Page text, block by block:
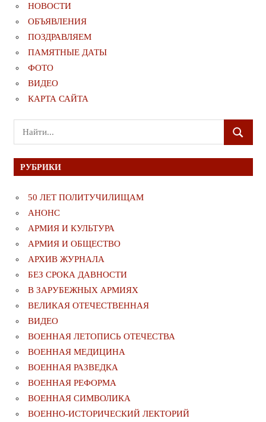
НОВОСТИ
ОБЪЯВЛЕНИЯ
ПОЗДРАВЛЯЕМ
ПАМЯТНЫЕ ДАТЫ
ФОТО
ВИДЕО
КАРТА САЙТА
Поиск
для:
ПОИСК
РУБРИКИ
50 ЛЕТ ПОЛИТУЧИЛИЩАМ
АНОНС
АРМИЯ И КУЛЬТУРА
АРМИЯ И ОБЩЕСТВО
АРХИВ ЖУРНАЛА
БЕЗ СРОКА ДАВНОСТИ
В ЗАРУБЕЖНЫХ АРМИЯХ
ВЕЛИКАЯ ОТЕЧЕСТВЕННАЯ
ВИДЕО
ВОЕННАЯ ЛЕТОПИСЬ ОТЕЧЕСТВА
ВОЕННАЯ МЕДИЦИНА
ВОЕННАЯ РАЗВЕДКА
ВОЕННАЯ РЕФОРМА
ВОЕННАЯ СИМВОЛИКА
ВОЕННО-ИСТОРИЧЕСКИЙ ЛЕКТОРИЙ